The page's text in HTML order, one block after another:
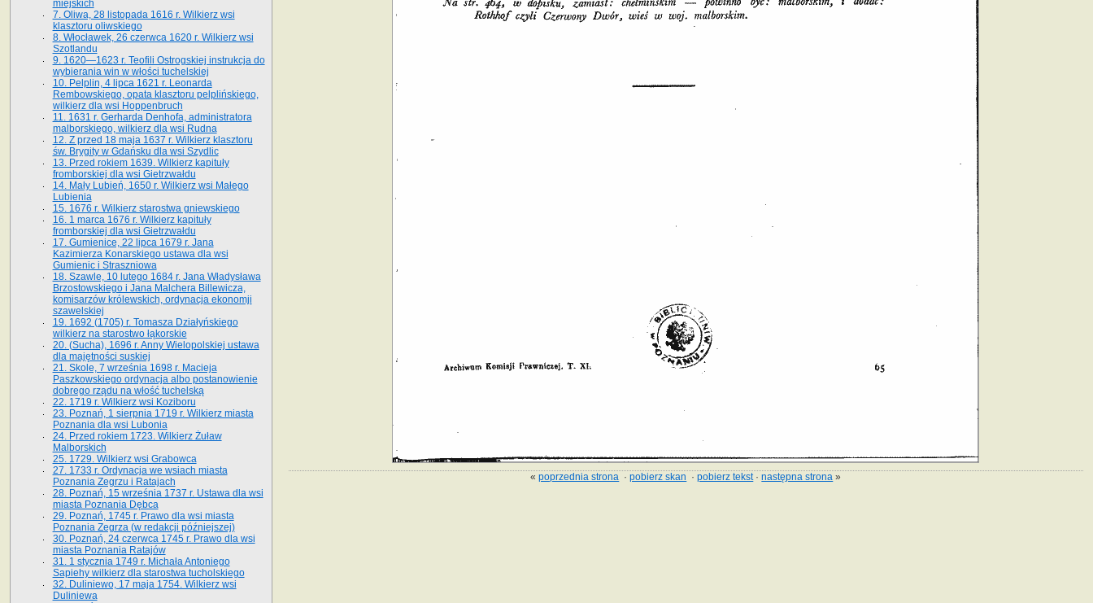
«poprzednia strona ·pobierz skan ·pobierz tekst·następna strona »
miejskich
7. Oliwa, 28 listopada 1616 r. Wilkierz wsi
klasztoru oliwskiego
8. Włocławek, 26 czerwca 1620 r. Wilkierz wsi
Szotlandu
9. 1620—1623 r. Teofili Ostrogskiej instrukcja do
wybierania win w włości tuchelskiej
10. Pelplin, 4 lipca 1621 r. Leonarda
Rembowskiego, opata klasztoru pelplińskiego,
wilkierz dla wsi Hoppenbruch
11. 1631 r. Gerharda Denhofa, administratora
malborskiego, wilkierz dla wsi Rudna
12. Z przed 18 maja 1637 r. Wilkierz klasztoru
św. Brygity w Gdańsku dla wsi Szydlic
13. Przed rokiem 1639. Wilkierz kapituły
fromborskiej dla wsi Gietrzwałdu
14. Mały Lubień, 1650 r. Wilkierz wsi Małego
Lubienia
15. 1676 r. Wilkierz starostwa gniewskiego
16. 1 marca 1676 r. Wilkierz kapituły
fromborskiej dla wsi Gietrzwałdu
17. Gumienice, 22 lipca 1679 r. Jana
Kazimierza Konarskiego ustawa dla wsi
Gumienic i Straszniowa
18. Szawle, 10 lutego 1684 r. Jana Władysława
Brzostowskiego i Jana Malchera Billewicza,
komisarzów królewskich, ordynacja ekonomji
szawelskiej
19. 1692 (1705) r. Tomasza Działyńskiego
wilkierz na starostwo łąkorskie
20. (Sucha), 1696 r. Anny Wielopolskiej ustawa
dla majętności suskiej
21. Skole, 7 września 1698 r. Macieja
Paszkowskiego ordynacja albo postanowienie
dobrego rządu na włość tuchelską
22. 1719 r. Wilkierz wsi Koziboru
23. Poznań, 1 sierpnia 1719 r. Wilkierz miasta
Poznania dla wsi Lubonia
24. Przed rokiem 1723. Wilkierz Żuław
Malborskich
25. 1729. Wilkierz wsi Grabowca
27. 1733 r. Ordynacja we wsiach miasta
Poznania Zegrzu i Ratajach
28. Poznań, 15 września 1737 r. Ustawa dla wsi
miasta Poznania Dębca
29. Poznań, 1745 r. Prawo dla wsi miasta
Poznania Zegrza (w redakcji późniejszej)
30. Poznań, 24 czerwca 1745 r. Prawo dla wsi
miasta Poznania Ratajów
31. 1 stycznia 1749 r. Michała Antoniego
Sapiehy wilkierz dla starostwa tucholskiego
32. Duliniewo, 17 maja 1754. Wilkierz wsi
Duliniewa